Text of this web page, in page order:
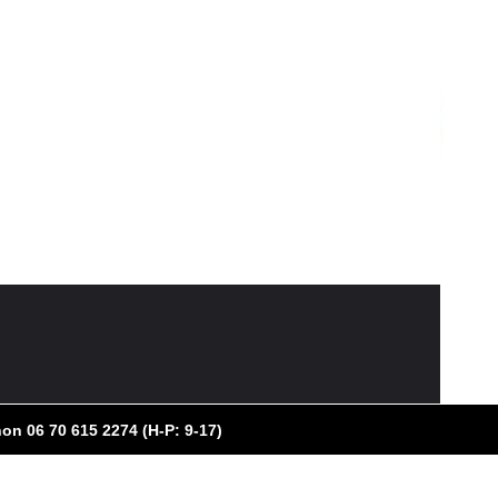
06 70 615 2274 (H-P: 9-17)